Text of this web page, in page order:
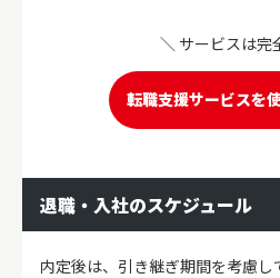
＼ サービスは完
転職支援サービスを
退職・入社のスケジュール
内定後は、引き継ぎ期間を考慮